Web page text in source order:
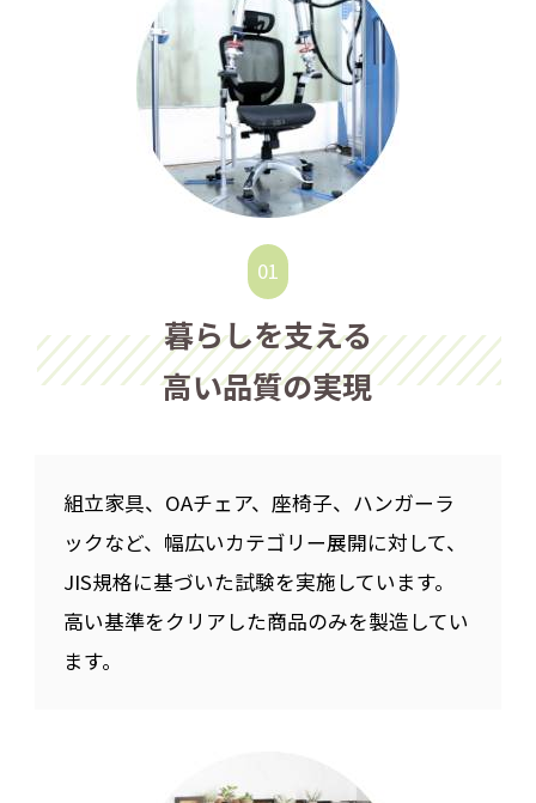
暮らしを支える
高い品質の実現
組立家具、OAチェア、座椅子、ハンガーラ
ックなど、幅広いカテゴリー展開に対して、
JIS規格に基づいた試験を実施しています。
高い基準をクリアした商品のみを製造してい
ます。